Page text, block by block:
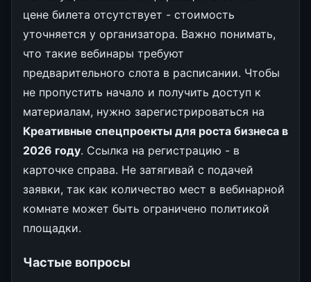
цене билета отсутствует - стоимость
уточняется у организатора. Важно понимать,
что такие вебинары требуют
предварительного слота в расписании. Чтобы
не пропустить начало и получить доступ к
материалам, нужно зарегистрироваться на
Креативные спецпроекты для роста бизнеса в
2026 году. Ссылка на регистрацию - в
карточке справа. Не затягивай с подачей
заявки, так как количество мест в вебинарной
комнате может быть ограничено политикой
площадки.
Частые вопросы